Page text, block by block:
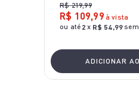
R$ 219,99
R$ 109,99 à vista
ou até 2 x R$ 54,99
ADICIONAR